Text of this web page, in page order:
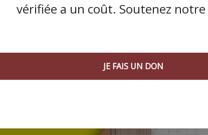
vérifiée a un coût. Soutenez
JE FAIS UN DON